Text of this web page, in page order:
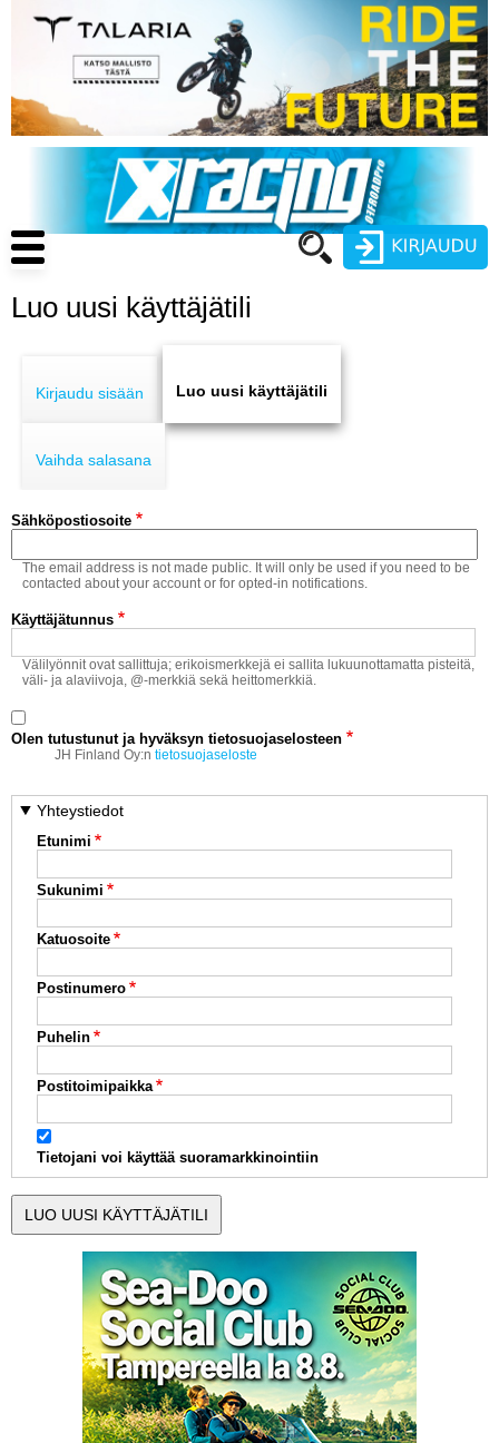
pääsisältöön
Käyttäjätunnus
Main
navigation
ENDURO
MOTOCROSS
MUUT LAJIT
YLEISTÄ ALALTA
LUE DIGILEHDET
ASIAKASPALVELU JA
MEDIATIEDOT
YHTEYSTIEDOT
Luo uusi käyttäjätili
tabs
Kirjaudu sisään Luo uusi käyttäjätili
Vaihda salasana
Sähköpostiosoite
The email address is not made public. It will only be used if you need to be
contacted about your account or for opted-in notifications.
Käyttäjätunnus
Välilyönnit ovat sallittuja; erikoismerkkejä ei sallita lukuunottamatta pisteitä,
väli- ja alaviivoja, @-merkkiä sekä heittomerkkiä.
Olen tutustunut ja hyväksyn tietosuojaselosteen
JH Finland Oy:ntietosuojaseloste
Yhteystiedot
Etunimi
Sukunimi
Katuosoite
Postinumero
Puhelin
Postitoimipaikka
Tietojani voi käyttää suoramarkkinointiin